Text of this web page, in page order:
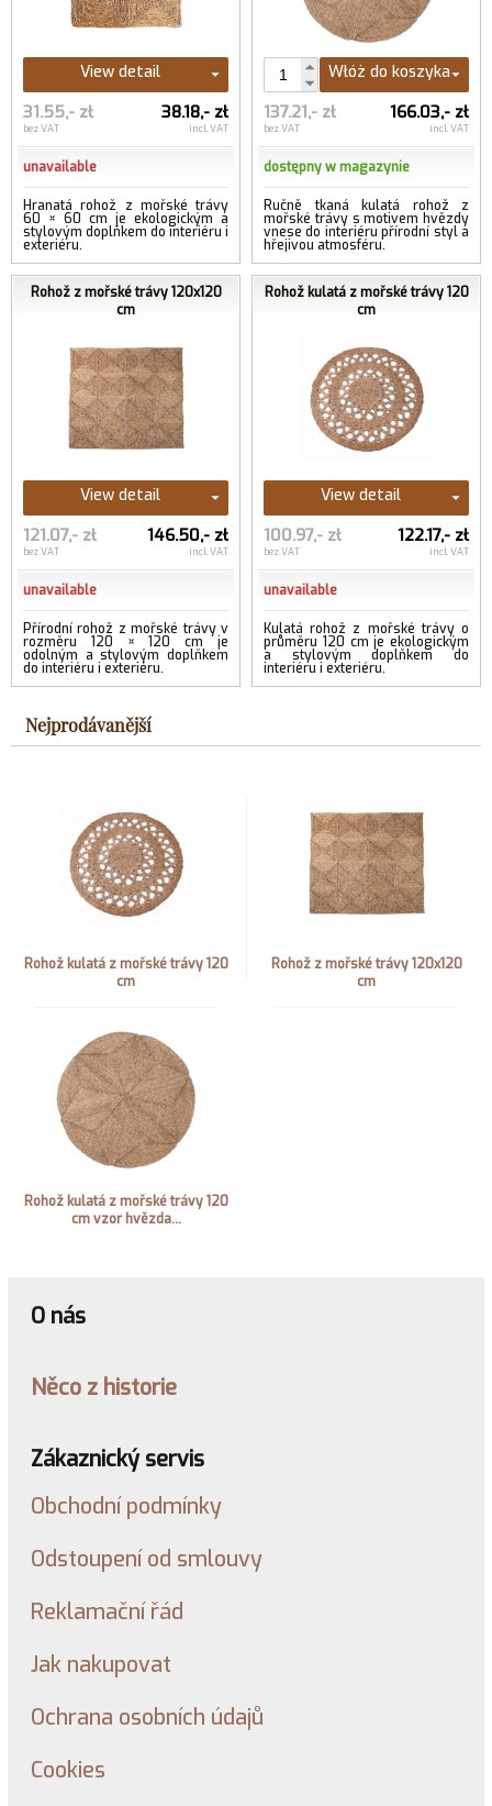
View detail
31.55,- zł
bez VAT
38.18,- zł
incl. VAT
unavailable
Hranatá rohož z mořské trávy
60 × 60 cm je ekologickým a
stylovým doplňkem do interiéru i
exteriéru.
Włóż do koszyka
137.21,- zł
bez VAT
166.03,- zł
incl. VAT
dostępny w magazynie
Ručně tkaná kulatá rohož z
mořské trávy s motivem hvězdy
vnese do interiéru přírodní styl a
hřejivou atmosféru.
Rohož z mořské trávy 120x120
cm
View detail
121.07,- zł
bez VAT
146.50,- zł
incl. VAT
unavailable
Přírodní rohož z mořské trávy v
rozměru 120 × 120 cm je
odolným a stylovým doplňkem
do interiéru i exteriéru.
Rohož kulatá z mořské trávy 120
cm
View detail
100.97,- zł
bez VAT
122.17,- zł
incl. VAT
unavailable
Kulatá rohož z mořské trávy o
průměru 120 cm je ekologickým
a stylovým doplňkem do
interiéru i exteriéru.
Nejprodávanější
Rohož kulatá z mořské trávy 120
cm
Rohož z mořské trávy 120x120
cm
Rohož kulatá z mořské trávy 120
cm vzor hvězda...
O nás
Něco z historie
Zákaznický servis
Obchodní podmínky
Odstoupení od smlouvy
Reklamační řád
Jak nakupovat
Ochrana osobních údajů
Cookies